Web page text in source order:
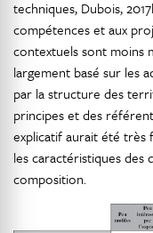
techniques, Dubois,
compétences et aux
contextuels sont moins
largement basé sur les
par la structure des
principes et des
explicatif aurait été très
les caractéristiques
composition.